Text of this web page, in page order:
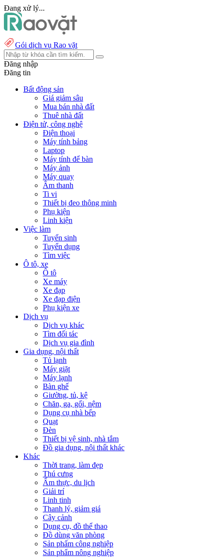
Đang xử lý...
Gói dịch vụ Rao vặt
Đăng nhập
Đăng tin
Bất động sản
Giá giảm sâu
Mua bán nhà đất
Thuê nhà đất
Điện tử, công nghệ
Điện thoại
Máy tính bảng
Laptop
Máy tính để bàn
Máy ảnh
Máy quay
Âm thanh
Ti vi
Thiết bị đeo thông minh
Phụ kiện
Linh kiện
Việc làm
Tuyển sinh
Tuyển dụng
Tìm việc
Ô tô, xe
Ô tô
Xe máy
Xe đạp
Xe đạp điện
Phụ kiện xe
Dịch vụ
Dịch vụ khác
Tìm đối tác
Dịch vụ gia đình
Gia dụng, nội thất
Tủ lạnh
Máy giặt
Máy lạnh
Bàn ghế
Giường, tủ, kệ
Chăn, ga, gối, nệm
Dụng cụ nhà bếp
Quạt
Đèn
Thiết bị vệ sinh, nhà tắm
Đồ gia dụng, nội thất khác
Khác
Thời trang, làm đẹp
Thú cưng
Ẩm thực, du lịch
Giải trí
Linh tinh
Thanh lý, giảm giá
Cây cảnh
Dụng cụ, đồ thể thao
Đồ dùng văn phòng
Sản phẩm công nghiệp
Sản phẩm nông nghiệp